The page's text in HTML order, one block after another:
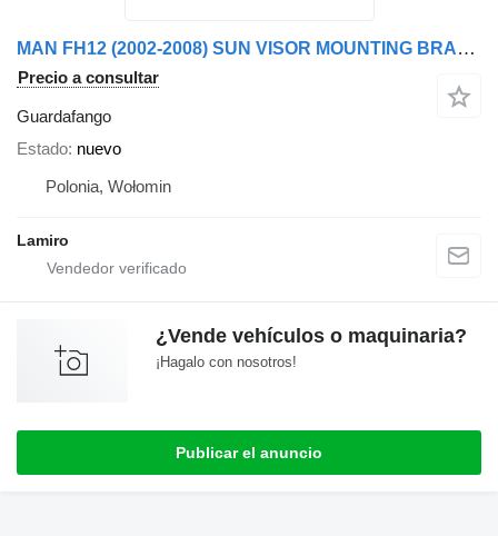
MAN FH12 (2002-2008) SUN VISOR MOUNTING BRACKETS guardafango para Volvo 12 ver. II (2002-2008) camión
Precio a consultar
Guardafango
Estado nuevo
Polonia, Wołomin
Lamiro
¿Vende vehículos o maquinaria?
¡Hagalo con nosotros!
Publicar el anuncio